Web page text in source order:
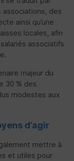
des
ainsi qu’une
locales, afin
associatifs
majeur du
30 % des
modestes aux
d’agir
mettre à
et utiles pour